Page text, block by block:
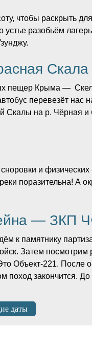
чтобы раскрыть
разобьём лагерь
Скала
пещер Крыма —
перевезёт нас
на р. Чёрная и
и физических
поразительна! А
— ЗКП
к памятнику
Затем посмотрим
Объект-221. После
закончится. До
даты